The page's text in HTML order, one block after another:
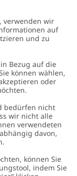
Schicken
Standort ändern